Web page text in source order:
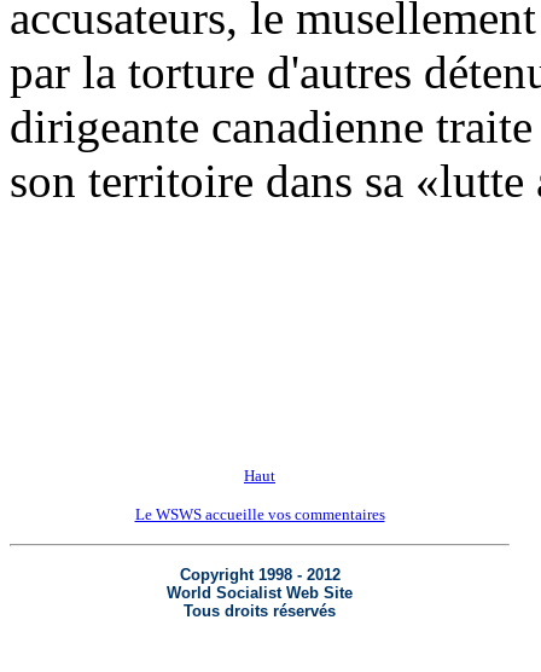
accusateurs, le
par la torture d'autres
dirigeante canadienne
son territoire dans sa «lutte
Haut
Le WSWS accueille vos commentaires
Copyright 1998 - 2012
World Socialist Web Site
Tous droits réservés